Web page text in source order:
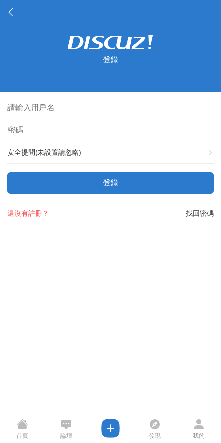
登錄
安全提問(未設置請忽略)
登錄
找回密碼
還沒有註冊？
首頁 論壇 發現 我的